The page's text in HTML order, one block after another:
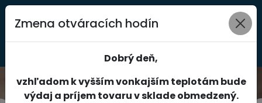
0
Zmena otváracích hodín
Dobrý deň,
vzhľadom k vyšším vonkajším teplotám bude
výdaj a príjem tovaru v sklade obmedzený.